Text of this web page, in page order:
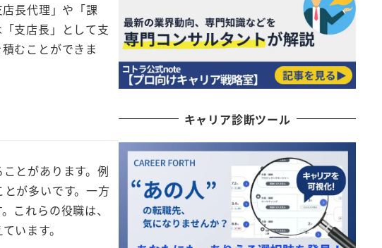
長代理」や「課
支店長」として支
むことができま
とがあります。例
が多いです。一方
これらの役職は、
います。
キャリア診断ツール